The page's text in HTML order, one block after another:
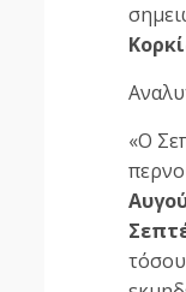
«Ο